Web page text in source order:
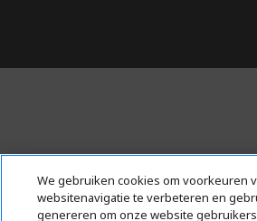
We gebruiken cookies om voorkeuren
websitenavigatie te verbeteren en
genereren om onze website